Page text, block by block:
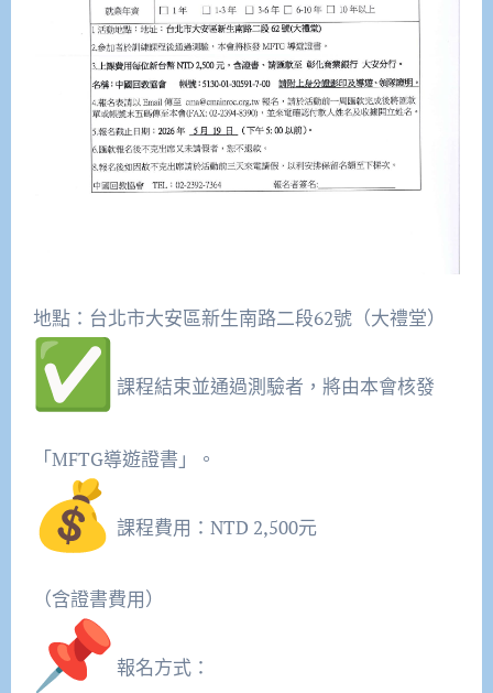
地點：台北市大安區新生南路二段62號（大禮堂）
課程結束並通過測驗者，將由本會核發
「MFTG導遊證書」。
課程費用：NTD 2,500元
（含證書費用）
報名方式：